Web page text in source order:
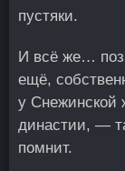
пустяки.
И всё же…
ещё,
у Снежинской
династии, —
помнит.